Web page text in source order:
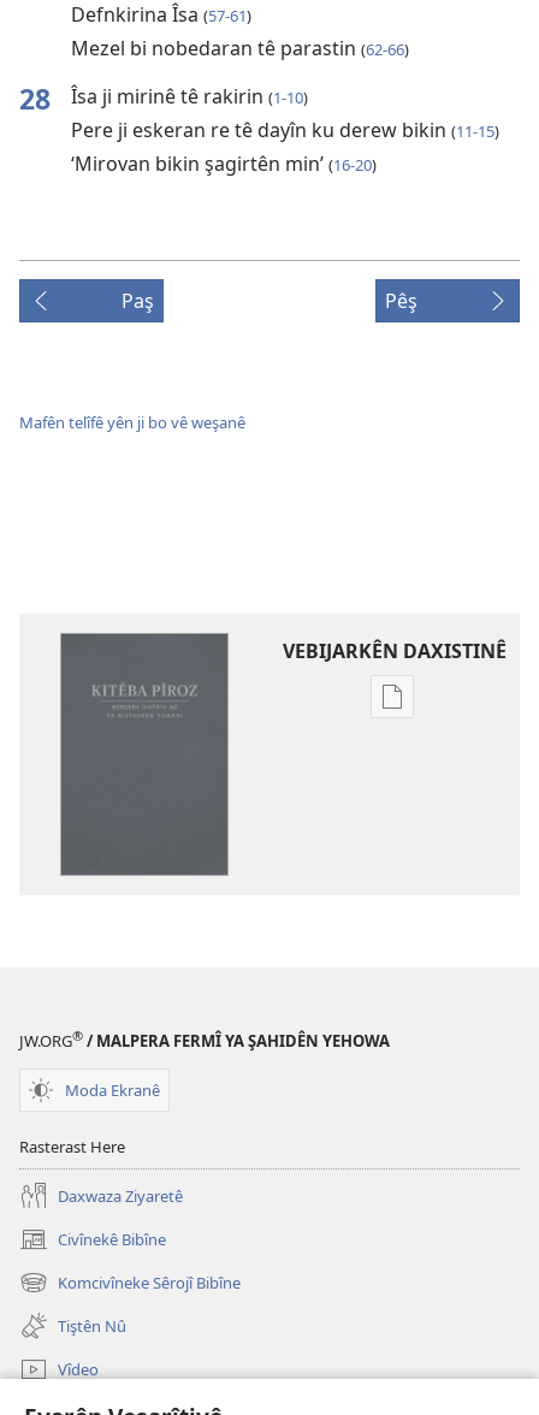
Defnkirina Îsa (57-61)
Mezel bi nobedaran tê parastin (62-66)
28 Îsa ji mirinê tê rakirin (1-10)
Pere ji eskeran re tê dayîn ku derew bikin (11-15)
‘Mirovan bikin şagirtên min’ (16-20)
Paş Pêş
Mafên telîfê yên ji bo vê weşanê
VEBIJARKÊN DAXISTINÊ
Vebijarkên
JW.ORG® / MALPERA FERMÎ YA ŞAHIDÊN YEHOWA
Moda Ekranê
Rasterast Here
Daxwaza Ziyaretê
Civînekê Bibîne
(opens
new
window)
Komcivîneke Sêrojî Bibîne
(opens
new
window)
Tiştên Nû
Vîdeo